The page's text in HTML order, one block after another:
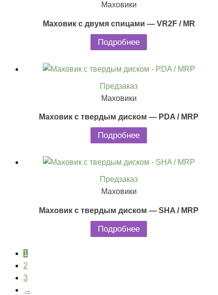
Маховики
Маховик с двумя спицами — VR2F / MR
Подробнее
Предзаказ
Маховики
Маховик с твердым диском — PDA / MRP
Подробнее
Предзаказ
Маховики
Маховик с твердым диском — SHA / MRP
Подробнее
1
2
3
→